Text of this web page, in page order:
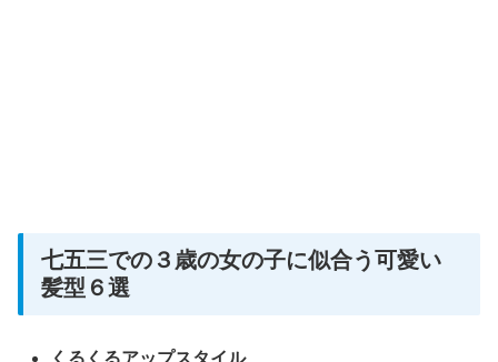
七五三での３歳の女の子に似合う可愛い
髪型６選
くるくるアップスタイル